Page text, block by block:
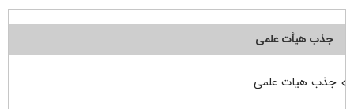
جذب هیأت علمی
جذب هیات علمی